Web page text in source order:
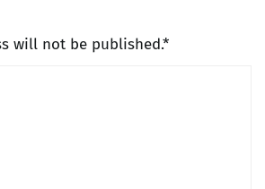
will not be published.*